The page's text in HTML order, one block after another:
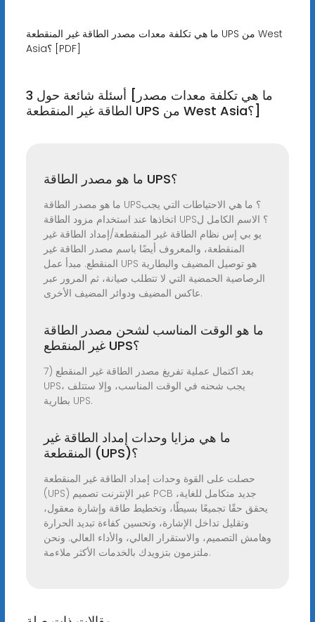
ما هي تكلفة معدات مصدر الطاقة غير المنقطعة UPS من West
Asia؟ [PDF]
3 أسئلة شائعة حول [ما هي تكلفة معدات مصدر
ما هو مصدر الطاقة UPS؟
ما هو مصدر الطاقة UPS؟ ما هي الاحتياطات التي يجب
اتخاذها عند استخدام مزود الطاقة UPS؟ الاسم الكامل ل
يو بي إس نظام الطاقة غير المنقطعة/إمداد الطاقة غير
المنقطعة، والمعروف أيضًا باسم مصدر الطاقة غير
المنقطع. مبدأ عمل UPS هو توصيل المضيف والبطارية
الرصاصية الحمضية التي لا تتطلب صيانة، ثم المرور عبر
عاكس المضيف ودوائر المضيف الأخرى.
ما هو الوقت المناسب لشحن مصدر الطاقة
غير المنقطع UPS؟
7) بعد اكتمال عملية تفريغ مصدر الطاقة غير المنقطع
UPS، يجب شحنه في الوقت المناسب، وإلا ستتلف
بطارية UPS.
ما هي مزايا وحدات إمداد الطاقة غير
المنقطعة (UPS)؟
حصلت على القوة وحدات إمداد الطاقة غير المنقطعة
(UPS) عبر الإنترنت تصميم PCB جديد متكامل للغاية،
يحقق حقًا تجميعًا بسيطًا، وتخطيط طاقة وإشارة معقول،
وتقليل تداخل الإشارة، وتحسين كفاءة تبديد الحرارة
وهامش التصميم، والاستقرار العالي، والأداء العالي. ونحن
ملتزمون بتزويدك بالخدمات الأكثر ملاءمة.